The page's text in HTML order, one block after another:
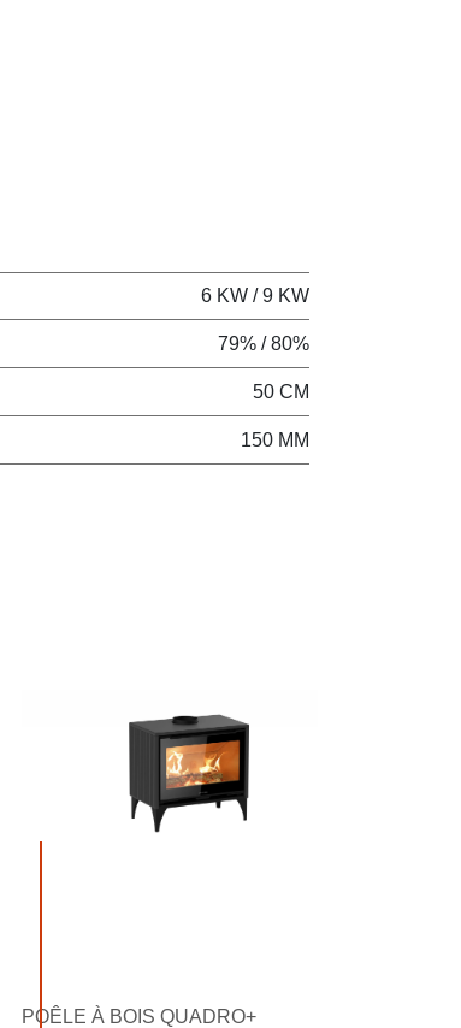
6 KW / 9 KW
79% / 80%
50 CM
150 MM
POÊLE À BOIS QUADRO+